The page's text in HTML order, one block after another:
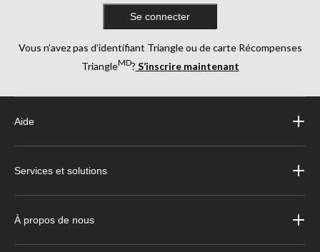
Se connecter
Vous n’avez pas d’identifiant Triangle ou de carte Récompenses
TriangleMD? S’inscrire maintenant
Aide
Services et solutions
À propos de nous